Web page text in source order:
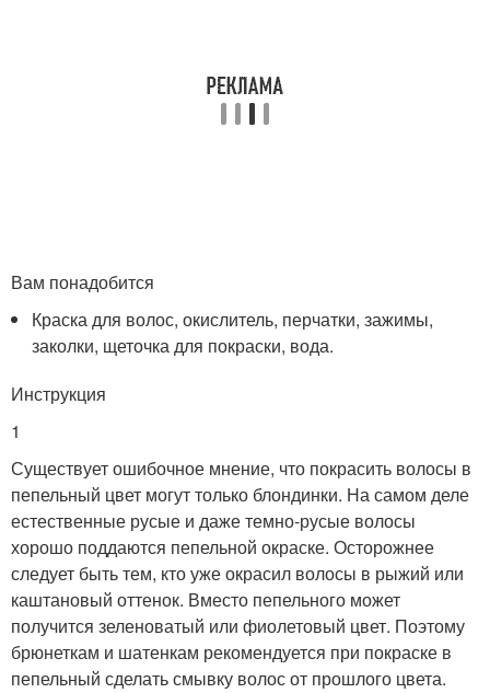
Вам понадобится
Краска для волос, окислитель, перчатки, зажимы,
заколки, щеточка для покраски, вода.
Инструкция
1
Существует ошибочное мнение, что покрасить волосы в
пепельный цвет могут только блондинки. На самом деле
естественные русые и даже темно-русые волосы
хорошо поддаются пепельной окраске. Осторожнее
следует быть тем, кто уже окрасил волосы в рыжий или
каштановый оттенок. Вместо пепельного может
получится зеленоватый или фиолетовый цвет. Поэтому
брюнеткам и шатенкам рекомендуется при покраске в
пепельный сделать смывку волос от прошлого цвета.